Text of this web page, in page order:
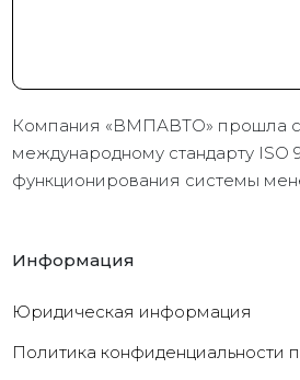
Компания «ВМПАВТО» прошла
международному стандарту ISO
функционирования системы
Информация
Юридическая информация
Политика конфиденциальности